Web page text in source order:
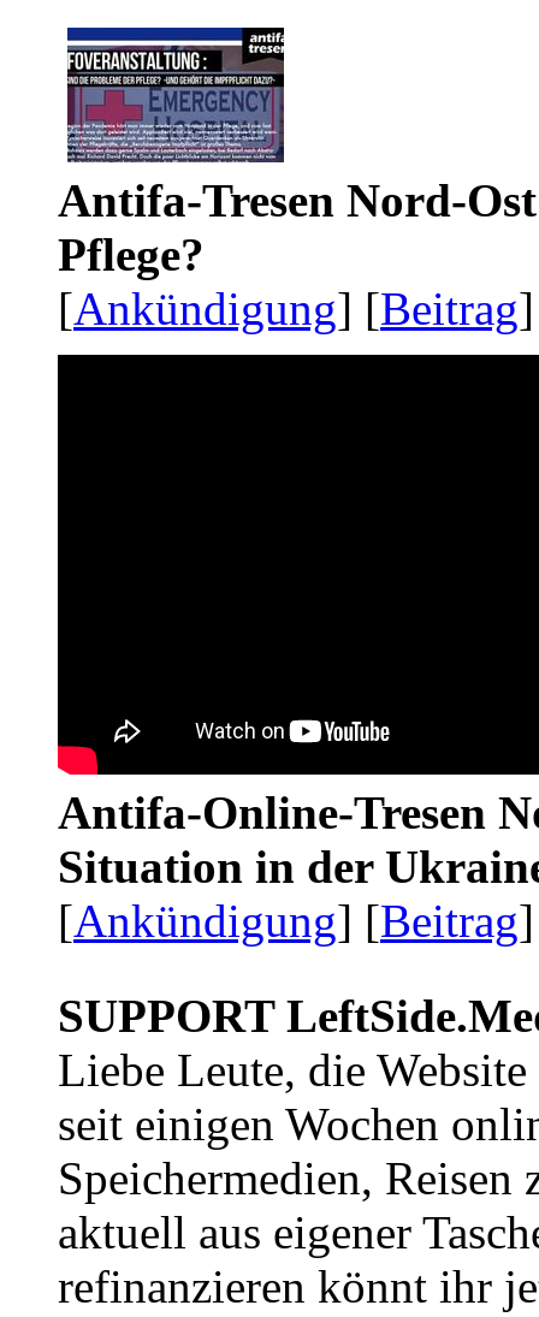
Antifa-Tresen Nord-
Pflege?
[Ankündigung] [Beitrag
Antifa-Online-Tresen
Situation in der
[Ankündigung] [Beitrag
SUPPORT
Liebe Leute, die Website
seit einigen Wochen
Speichermedien, Reisen
aktuell aus eigener
refinanzieren könnt ihr